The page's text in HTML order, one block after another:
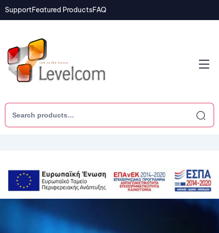
SupportFeatured ProductsFAQ